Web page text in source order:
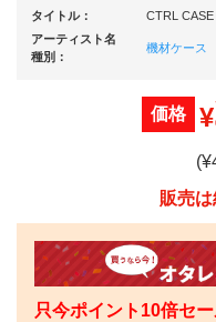
タイトル：
CTRL CASE
アーティスト名
種別：
機材ケース
価格 ¥
(¥
販売は
只今ポイント10倍セ